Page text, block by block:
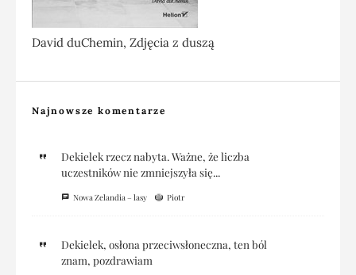
David duChemin, Zdjęcia z duszą
Najnowsze komentarze
Dekielek rzecz nabyta. Ważne, że liczba
uczestników nie zmniejszyła się...
Nowa Zelandia – lasy Piotr
Dekielek, osłona przeciwsłoneczna, ten ból
znam, pozdrawiam